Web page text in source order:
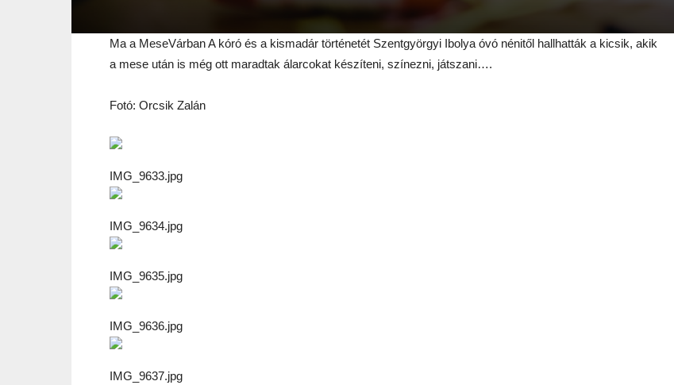
Ma a MeseVárban A kóró és a kismadár történetét Szentgyörgyi Ibolya óvó nénitől hallhatták a kicsik, akik
a mese után is még ott maradtak álarcokat készíteni, színezni, játszani….
Fotó: Orcsik Zalán
IMG_9633.jpg
IMG_9634.jpg
IMG_9635.jpg
IMG_9636.jpg
IMG_9637.jpg